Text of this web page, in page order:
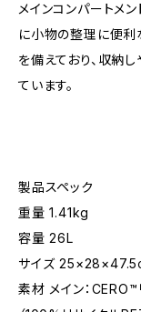
メインコンパートメ
に小物の整理に便利
を備えており、収納
ています。
製品スペック
重量 1.41kg
容量 26L
サイズ 25×28×47.5
素材 メイン：CERO™